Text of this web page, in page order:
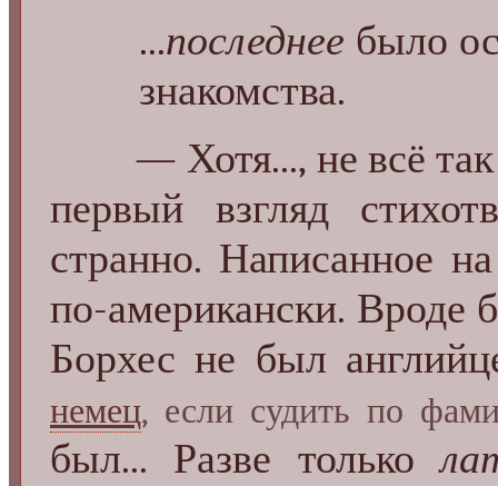
...последнее было
знакомства.
— Хотя..., не всё так
первый взгляд
странно. Написанное
по-американски. Вроде
Борхес не был
немец, если судить по
был... Разве только